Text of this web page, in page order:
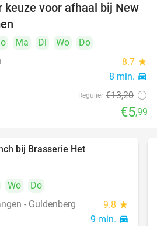
55%
keuze voor afhaal bij New
Ma Di Wo
Do
8.7 star
8 min. directions_car
Regulier €13,20
€5,99
bij Brasserie Het
Wo
Do
- Guldenberg
9.8 star
9 min. directions_car